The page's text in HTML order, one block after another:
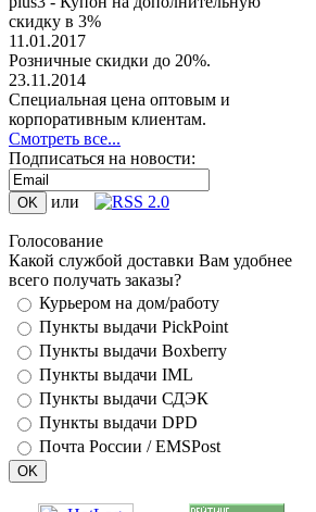
скидку в 3%
11.01.2017
Розничные скидки до 20%.
23.11.2014
Специальная цена оптовым и
корпоративным клиентам.
Смотреть все...
Подписаться на новости:
или
Голосование
Какой службой доставки Вам удобнее
всего получать заказы?
Курьером на дом/работу
Пункты выдачи PickPoint
Пункты выдачи Boxberry
Пункты выдачи IML
Пункты выдачи СДЭК
Пункты выдачи DPD
Почта России / EMSPost